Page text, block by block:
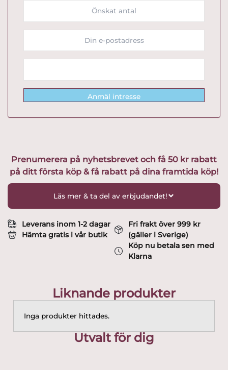
Anmäl intresse
Prenumerera på nyhetsbrevet och få 50 kr rabatt
på ditt första köp & få rabatt på dina framtida köp!
Läs mer & ta del av erbjudandet!
Leverans inom 1-2 dagar
Hämta gratis i vår butik
Fri frakt över 999 kr
(gäller i Sverige)
Köp nu betala sen med
Klarna
Liknande produkter
Inga produkter hittades.
Utvalt för dig